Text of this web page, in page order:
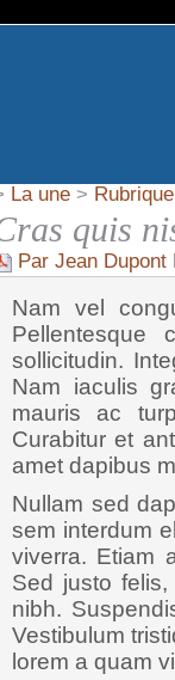
La une >
quis
Par Jean Dupont
Nam vel
Pellentesque
sollicitudin.
Nam iaculis
mauris ac
Curabitur et
amet dapibus
Nullam sed
sem interdum
viverra. Etiam
Sed justo
nibh.
Vestibulum
lorem a quam